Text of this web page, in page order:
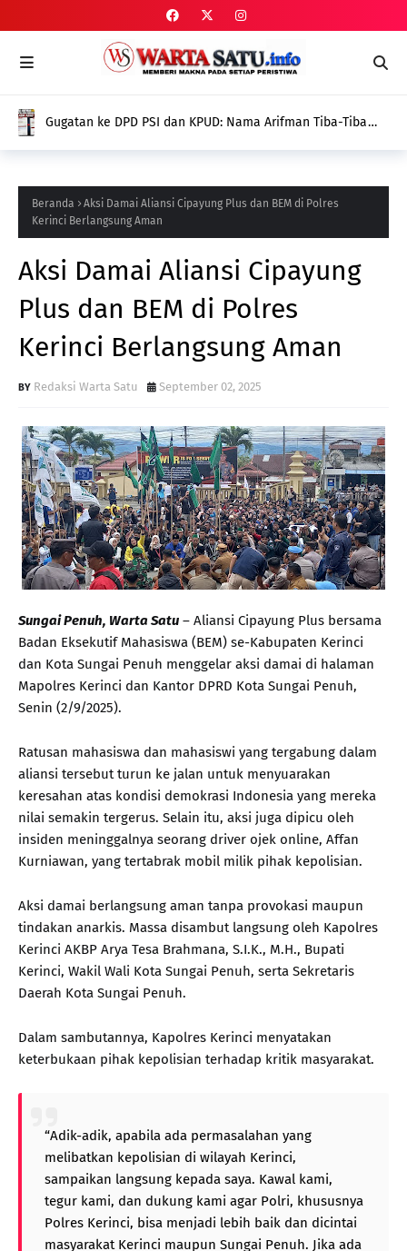
Gugatan ke DPD PSI dan KPUD: Nama Arifman Tiba-Tiba
Beranda
Aksi Damai Aliansi Cipayung Plus dan BEM di Polres
Kerinci Berlangsung Aman
Aksi Damai Aliansi Cipayung
Plus dan BEM di Polres
Kerinci Berlangsung Aman
Redaksi Warta Satu September 02, 2025
Sungai Penuh, Warta Satu – Aliansi Cipayung Plus bersama
Badan Eksekutif Mahasiswa (BEM) se-Kabupaten Kerinci
dan Kota Sungai Penuh menggelar aksi damai di halaman
Mapolres Kerinci dan Kantor DPRD Kota Sungai Penuh,
Senin (2/9/2025).
Ratusan mahasiswa dan mahasiswi yang tergabung dalam
aliansi tersebut turun ke jalan untuk menyuarakan
keresahan atas kondisi demokrasi Indonesia yang mereka
nilai semakin tergerus. Selain itu, aksi juga dipicu oleh
insiden meninggalnya seorang driver ojek online, Affan
Kurniawan, yang tertabrak mobil milik pihak kepolisian.
Aksi damai berlangsung aman tanpa provokasi maupun
tindakan anarkis. Massa disambut langsung oleh Kapolres
Kerinci AKBP Arya Tesa Brahmana, S.I.K., M.H., Bupati
Kerinci, Wakil Wali Kota Sungai Penuh, serta Sekretaris
Daerah Kota Sungai Penuh.
Dalam sambutannya, Kapolres Kerinci menyatakan
keterbukaan pihak kepolisian terhadap kritik masyarakat.
“Adik-adik, apabila ada permasalahan yang
melibatkan kepolisian di wilayah Kerinci,
sampaikan langsung kepada saya. Kawal kami,
tegur kami, dan dukung kami agar Polri, khususnya
Polres Kerinci, bisa menjadi lebih baik dan dicintai
masyarakat Kerinci maupun Sungai Penuh. Jika ada